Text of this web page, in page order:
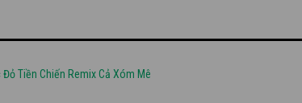
Tiền Chiến Remix Cả Xóm Mê